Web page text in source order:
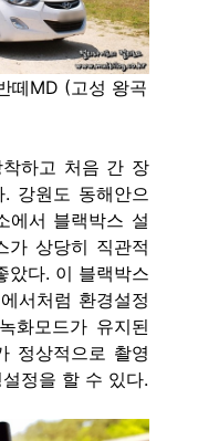
떼MD (고성 왕곡
하고 처음 간 장
강원도 동해안으
에서 블랙박스 설
가 상당히 직관적
았다. 이 블랙박스
서처럼 환경설정
화모드가 유지된
정상적으로 촬영
정을 할 수 있다.